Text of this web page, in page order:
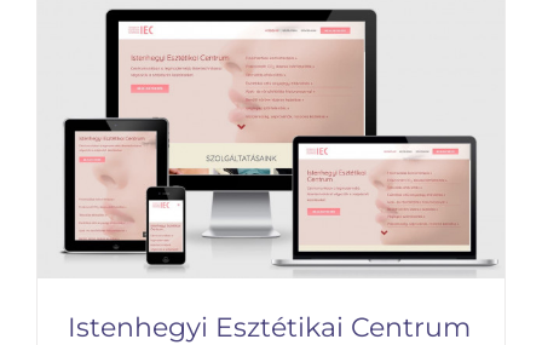
Patológiai szolgáltató
Istenhegyi Esztétikai Centrum